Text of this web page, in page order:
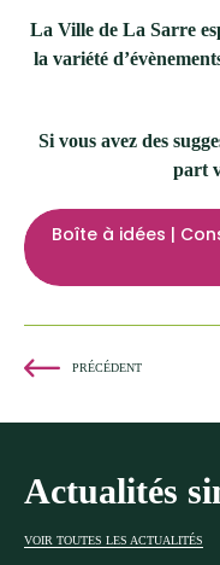
La Ville de La Sarre
la variété
Si vous avez des
part
Boîte à idées |
PRÉCÉDENT
Actualités
VOIR TOUTES LES ACTUALITÉS